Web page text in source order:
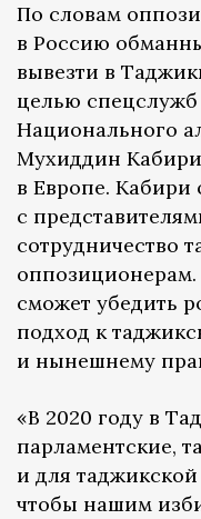
По словам
в Россию
вывезти в
целью
Национального
Мухиддин
в Европе. Кабири
с
сотрудничество
оппозиционерам.
сможет убедить
подход к
и нынешнему
«В 2020 году в
парламентские,
и для
чтобы нашим